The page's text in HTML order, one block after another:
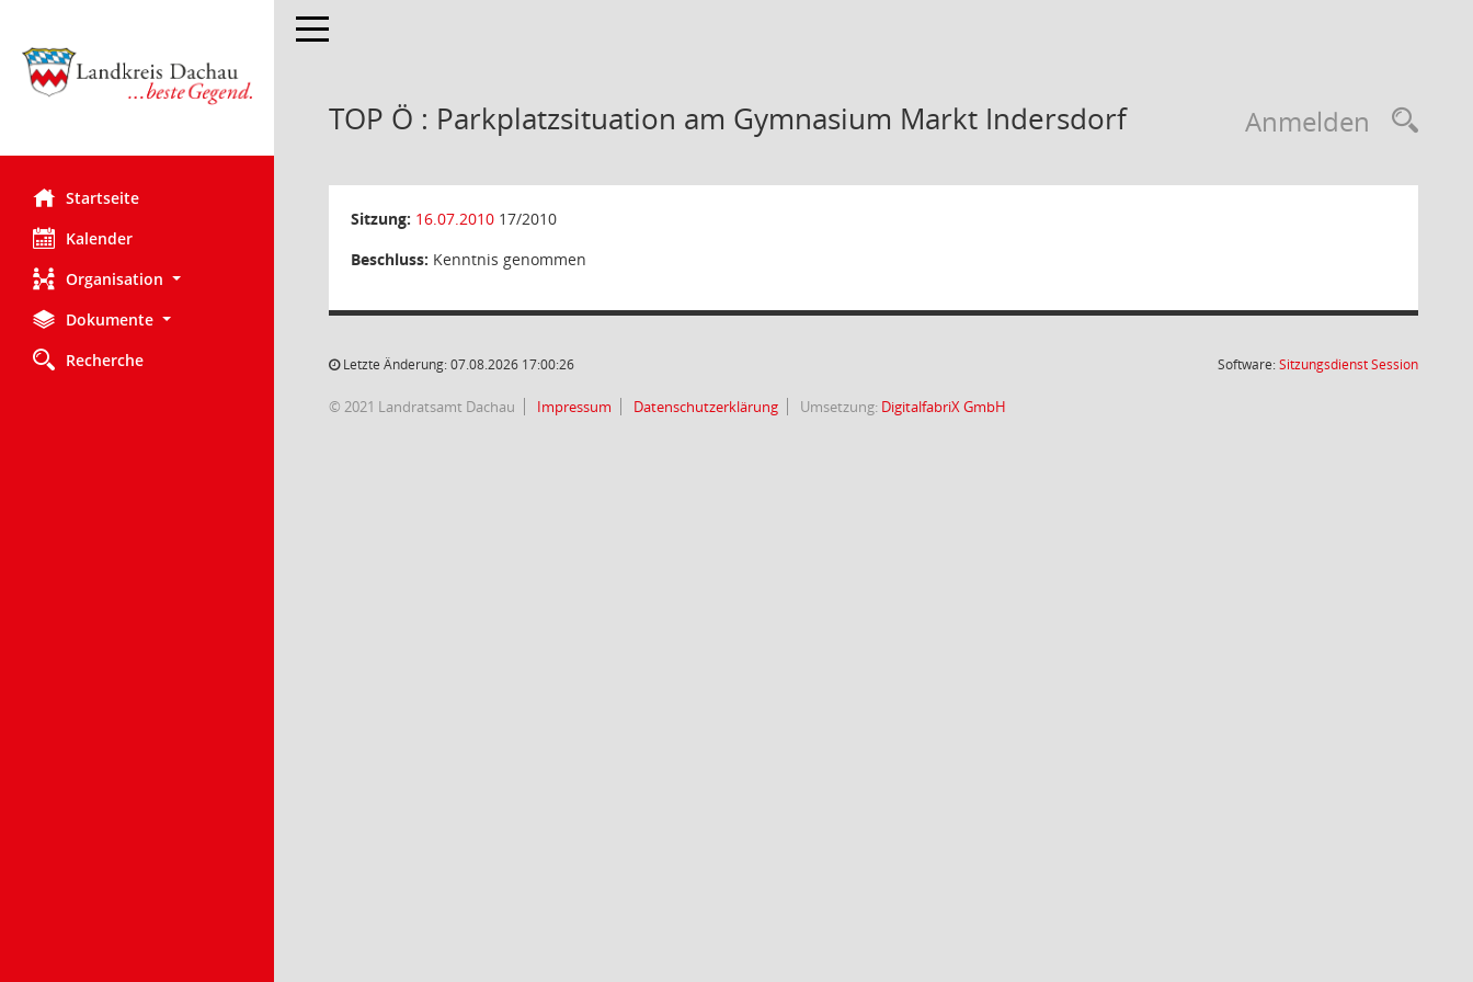
Startseite
Kalender
Organisation
Dokumente
Recherche
Toggle navigation
Anmelden
TOP Ö : Parkplatzsituation am Gymnasium Markt Indersdorf
Sitzung: 16.07.2010 17/2010
Beschluss: Kenntnis genommen
Letzte Änderung: 07.08.2026 17:00:26 Software:SitzungsdienstSession(Wird in
© 2021 Landratsamt Dachau Impressum Datenschutzerklärung Umsetzung: DigitalfabriX GmbH